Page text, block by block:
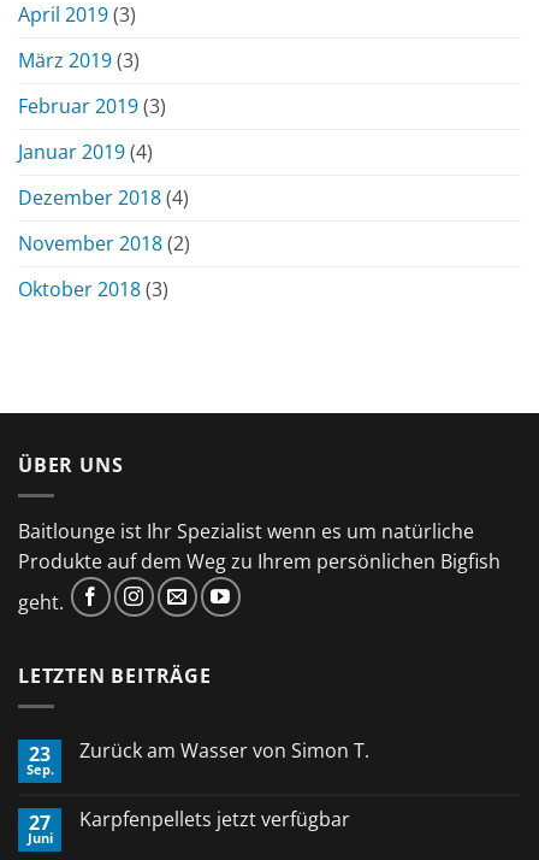
April 2019(3)
März 2019(3)
Februar 2019(3)
Januar 2019(4)
Dezember 2018(4)
November 2018(2)
Oktober 2018(3)
ÜBER UNS
Baitlounge ist Ihr Spezialist wenn es um natürliche
Produkte auf dem Weg zu Ihrem persönlichen Bigfish
geht.
LETZTEN BEITRÄGE
23
Sep.
Zurück am Wasser von Simon T.
Zurück
27
Juni
Karpfenpellets jetzt verfügbar